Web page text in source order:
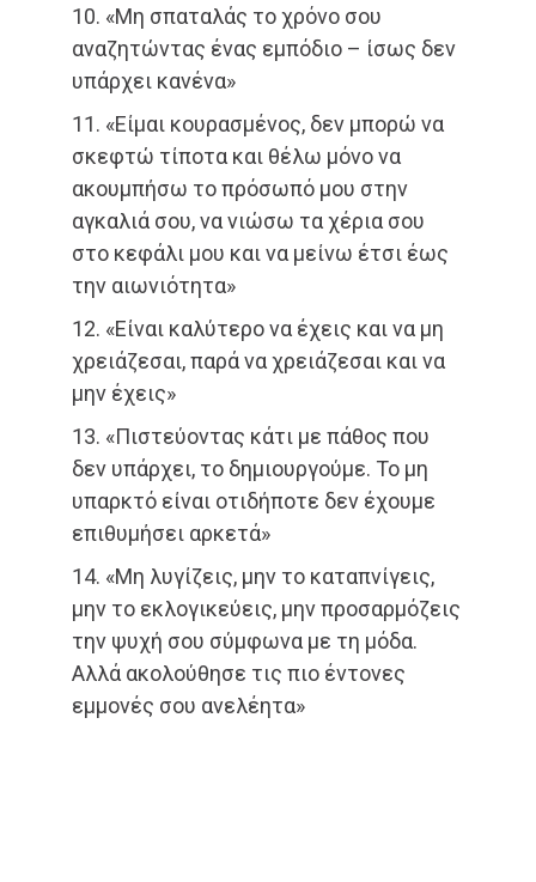
10. «Μη σπαταλάς το χρόνο σου
αναζητώντας ένας εμπόδιο – ίσως δεν
υπάρχει κανένα»
11. «Είμαι κουρασμένος, δεν μπορώ να
σκεφτώ τίποτα και θέλω μόνο να
ακουμπήσω το πρόσωπό μου στην
αγκαλιά σου, να νιώσω τα χέρια σου
στο κεφάλι μου και να μείνω έτσι έως
την αιωνιότητα»
12. «Είναι καλύτερο να έχεις και να μη
χρειάζεσαι, παρά να χρειάζεσαι και να
μην έχεις»
13. «Πιστεύοντας κάτι με πάθος που
δεν υπάρχει, το δημιουργούμε. Το μη
υπαρκτό είναι οτιδήποτε δεν έχουμε
επιθυμήσει αρκετά»
14. «Μη λυγίζεις, μην το καταπνίγεις,
μην το εκλογικεύεις, μην προσαρμόζεις
την ψυχή σου σύμφωνα με τη μόδα.
Αλλά ακολούθησε τις πιο έντονες
εμμονές σου ανελέητα»